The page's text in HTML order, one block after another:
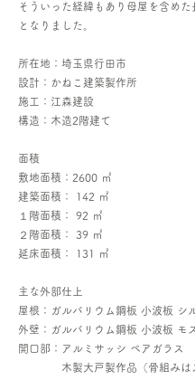
そういった経緯もあり母屋を含めた
となりました。
所在地：埼玉県行田市
設計：かねこ建築製作所
施工：江森建設
構造：木造2階建て
面積
敷地面積：2600 ㎡
建築面積： 142 ㎡
１階面積： 92 ㎡
２階面積： 39 ㎡
延床面積： 131 ㎡
主な外部仕上
屋根：ガルバリウム鋼板 小波板 シ
外壁：ガルバリウム鋼板 小波板 モ
開口部：アルミサッシ ペアガラス
木製大戸製作品（骨組みはス